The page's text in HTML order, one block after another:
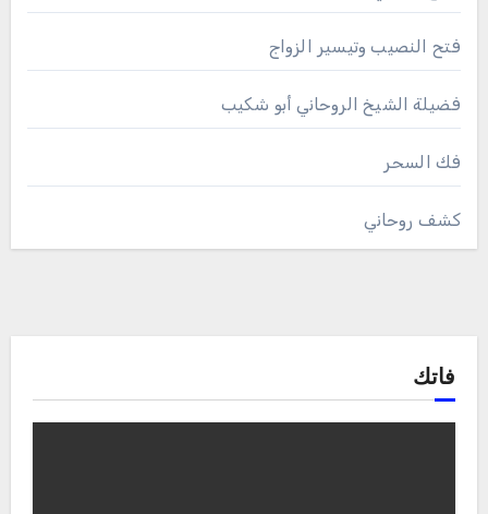
فتح النصيب وتيسير الزواج
فضيلة الشيخ الروحاني أبو شكيب
فك السحر
كشف روحاني
فاتك